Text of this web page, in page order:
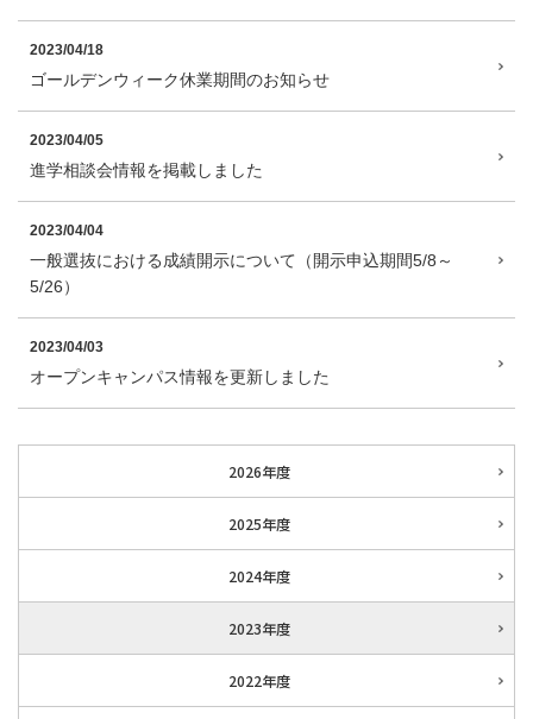
2023/04/18
ゴールデンウィーク休業期間のお知らせ
2023/04/05
進学相談会情報を掲載しました
2023/04/04
一般選抜における成績開示について（開示申込期間5/8～
5/26）
2023/04/03
オープンキャンパス情報を更新しました
2026年度
2025年度
2024年度
2023年度
2022年度